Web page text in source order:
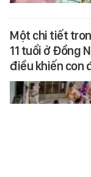
Một chi tiết
11 tuổi ở Đồng
điều khiến con